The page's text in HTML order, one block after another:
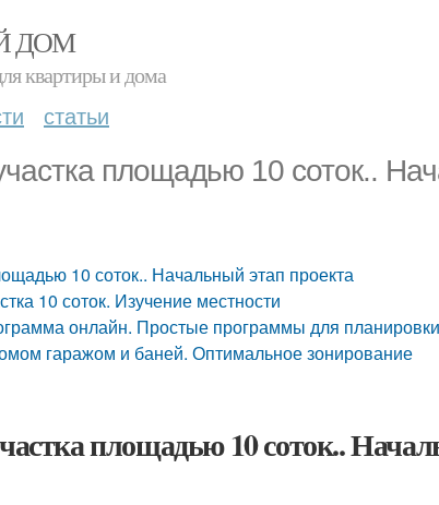
ДОМ
квартиры и дома
статьи
площадью 10 соток..
10 соток.. Начальный этап проекта
10 соток. Изучение местности
онлайн. Простые программы для
гаражом и баней. Оптимальное зонирование
площадью 10 соток..